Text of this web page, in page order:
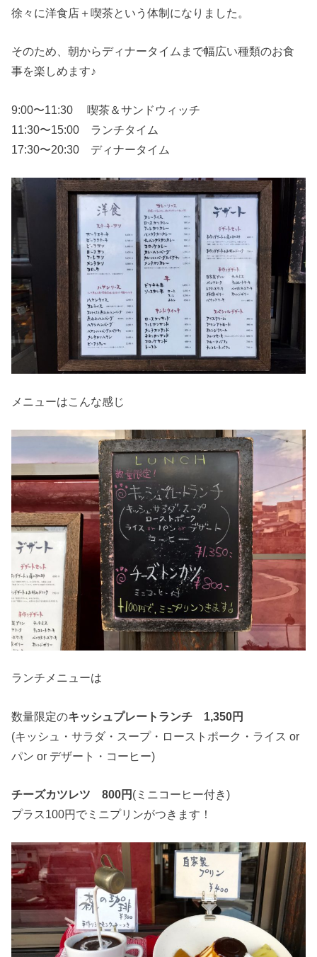
徐々に洋食店＋喫茶という体制になりました。
そのため、朝からディナータイムまで幅広い種類のお食
事を楽しめます♪
9:00〜11:30 喫茶＆サンドウィッチ
11:30〜15:00 ランチタイム
17:30〜20:30 ディナータイム
メニューはこんな感じ
ランチメニューは
数量限定のキッシュプレートランチ 1,350円
(キッシュ・サラダ・スープ・ローストポーク・ライス or
パン or デザート・コーヒー)
チーズカツレツ 800円 (ミニコーヒー付き)
プラス100円でミニプリンがつきます！